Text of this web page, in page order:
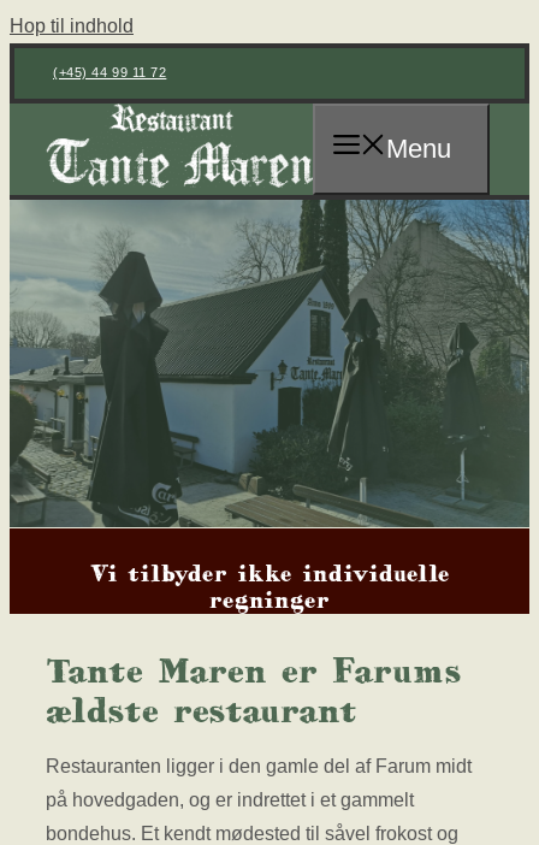
Hop til indhold
(+45) 44 99 11 72
Menu
Vi tilbyder ikke individuelle
regninger
Tante Maren er Farums
ældste restaurant
Restauranten ligger i den gamle del af Farum midt
på hovedgaden, og er indrettet i et gammelt
bondehus. Et kendt mødested til såvel frokost og